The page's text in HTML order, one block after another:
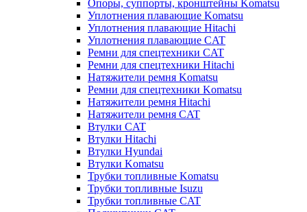
Опоры, суппорты, кронштейны Komatsu
Уплотнения плавающие Komatsu
Уплотнения плавающие Hitachi
Уплотнения плавающие CAT
Ремни для спецтехники CAT
Ремни для спецтехники Hitachi
Натяжители ремня Komatsu
Ремни для спецтехники Komatsu
Натяжители ремня Hitachi
Натяжители ремня CAT
Втулки CAT
Втулки Hitachi
Втулки Hyundai
Втулки Komatsu
Трубки топливные Komatsu
Трубки топливные Isuzu
Трубки топливные CAT